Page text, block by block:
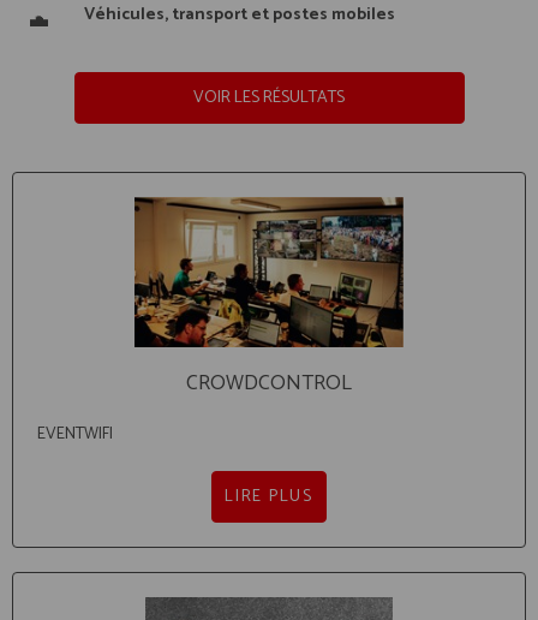
Véhicules, transport et postes mobiles
VOIR LES RÉSULTATS
CROWDCONTROL
EVENTWIFI
LIRE PLUS